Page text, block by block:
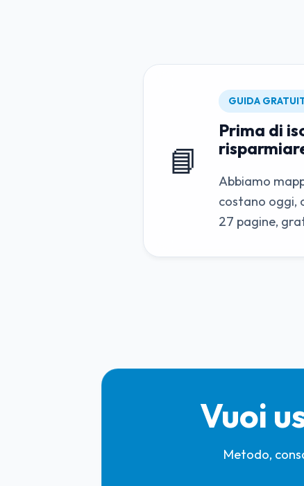
📘
GUIDA
Prima di
Abbiamo
costano oggi,
27 pagine,
Vuoi
Metodo,